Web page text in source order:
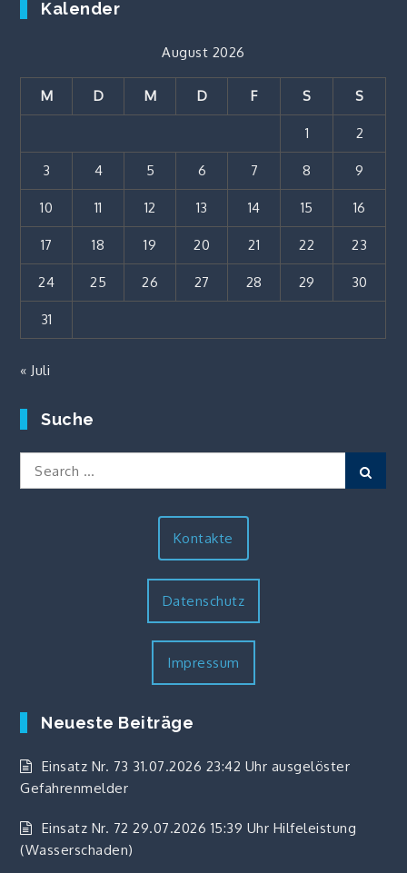
Kalender
August 2026
M D M D F S S
1 2
3 4 5 6 7 8 9
10 11 12 13 14 15 16
17 18 19 20 21 22 23
24 25 26 27 28 29 30
31
« Juli
Suche
Search
for:
Kontakte
Datenschutz
Impressum
Neueste Beiträge
Einsatz Nr. 73 31.07.2026 23:42 Uhr ausgelöster
Gefahrenmelder
Einsatz Nr. 72 29.07.2026 15:39 Uhr Hilfeleistung
(Wasserschaden)